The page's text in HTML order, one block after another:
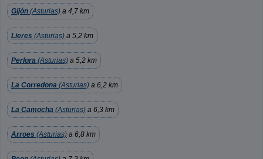
Gijón (Asturias) a 4,7 km
Lieres (Asturias) a 5,2 km
Perlora (Asturias) a 5,2 km
La Corredona (Asturias) a 6,2 km
La Camocha (Asturias) a 6,3 km
Arroes (Asturias) a 6,8 km